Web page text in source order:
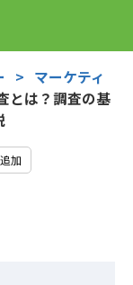
> マーケティ
とは？調査の基
加